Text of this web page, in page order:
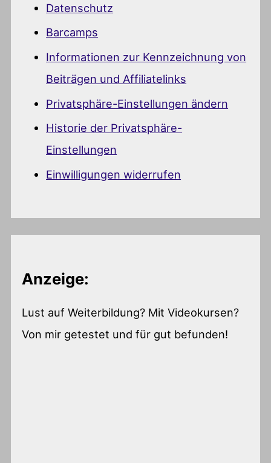
Datenschutz
Barcamps
Informationen zur Kennzeichnung von
Beiträgen und Affiliatelinks
Privatsphäre-Einstellungen ändern
Historie der Privatsphäre-
Einstellungen
Einwilligungen widerrufen
Anzeige:
Lust auf Weiterbildung? Mit Videokursen?
Von mir getestet und für gut befunden!